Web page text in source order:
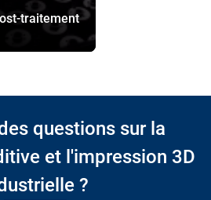
traitement
questions sur la
et l'impression 3D
?